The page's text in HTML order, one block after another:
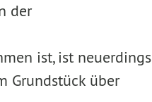
der
ist, ist neuerdings
Grundstück über